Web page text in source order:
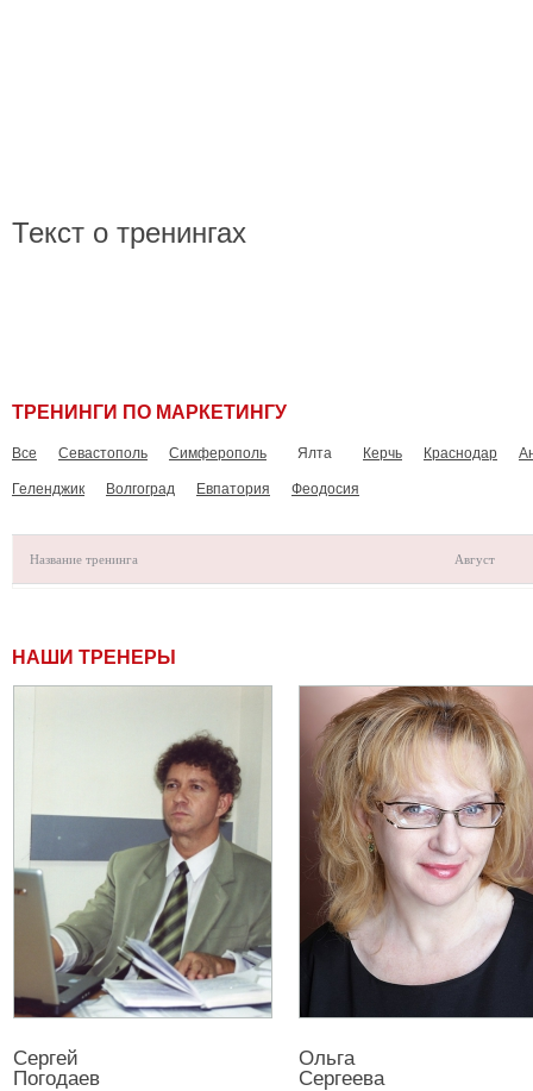
Текст о тренингах
ТРЕНИНГИ ПО МАРКЕТИНГУ
Все Севастополь Симферополь Ялта Керчь Краснодар
Геленджик Волгоград Евпатория Феодосия
Название тренинга Август
НАШИ ТРЕНЕРЫ
Сергей
Погодаев
Ольга
Сергеева